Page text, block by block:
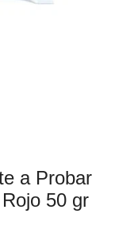
a Probar
50 gr